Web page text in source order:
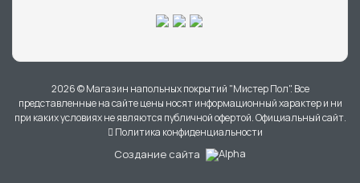
2026 © Магазин напольных покрытий "Мистер Пол". Все
представленные на сайте цены носят информационный характер и ни
при каких условиях не являются публичной офертой. Официальный сайт.
Политика конфиденциальности
Создание сайта